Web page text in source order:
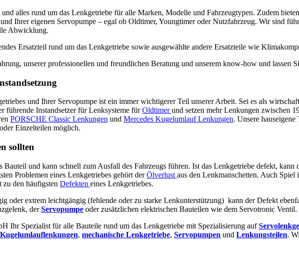
alles rund um das Lenkgetriebe für alle Marken, Modelle und Fahrzeugtypen. Zudem
und Ihrer eigenen Servopumpe – egal ob Oldtimer, Youngtimer oder Nutzfahrzeug. Wir sind
Abwicklung.
Ersatzteil rund um das Lenkgetriebe sowie ausgewählte andere Ersatzteile wie
unserer professionellen und freundlichen Beratung und unserem know-how und lassen
und Ihrer Servopumpe ist ein immer wichtigerer Teil unserer Arbeit. Sei es als
führende Instandsetzer für Lenksysteme fürOldtimerund setzen mehr Lenkungen zwischen
PORSCHE Classic Lenkungen und Mercedes Kugelumlauf Lenkungen. Unsere
Einzelteilen möglich.
sollten
Bauteil und kann schnell zum Ausfall des Fahrzeugs führen. Ist das Lenkgetriebe defekt,
Problemen eines Lenkgetriebes gehört derÖlverlust aus den Lenkmanschetten. Auch Spiel
den häufigsten Defekten eines Lenkgetriebes.
oder extrem leichtgängig (fehlende oder zu starke Lenkunterstützung) kann der Defekt
derServopumpe oder zusätzlichen elektrischen Bauteilen wie dem Servotronic Ventil.
Ihr Spezialist für alle Bauteile rund um das Lenkgetriebe mit Spezialisierung auf
Kugelumlauflenkungen, mechanische Lenkgetriebe, Servopumpen und Lenkungsteilen.